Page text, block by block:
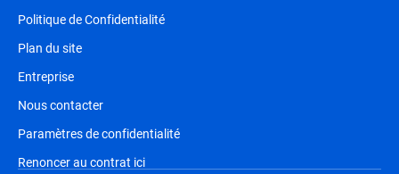
Politique de Confidentialité
Plan du site
Entreprise
Nous contacter
Paramètres de confidentialité
Renoncer au contrat ici